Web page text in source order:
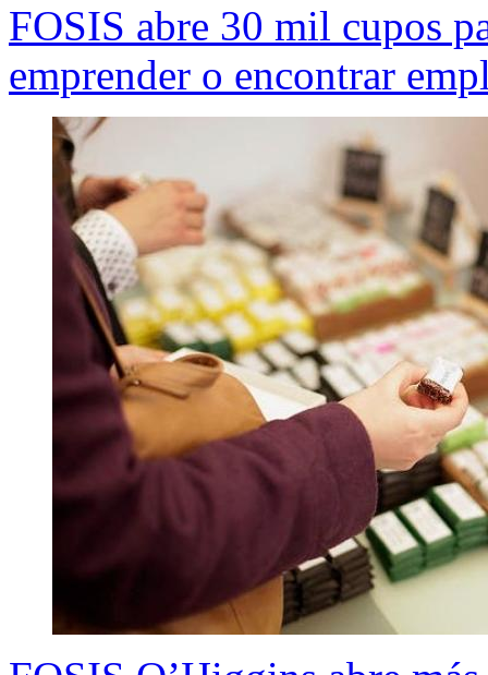
FOSIS abre 30 mil cupos
emprender o encontrar